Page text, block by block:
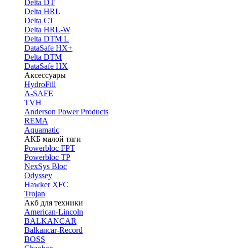
Delta DT
Delta HRL
Delta CT
Delta HRL-W
Delta DTM L
DataSafe HX+
Delta DTM
DataSafe HX
Аксессуары
HydroFill
A-SAFE
TVH
Anderson Power Products
REMA
Aquamatic
АКБ малой тяги
Powerbloc FPT
Powerbloc TP
NexSys Bloc
Odyssey
Hawker XFC
Trojan
Акб для техники
American-Lincoln
BALKANCAR
Balkancar-Record
BOSS